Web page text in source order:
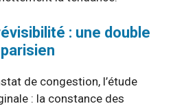
: une double
de congestion, l’étude
: la constance des